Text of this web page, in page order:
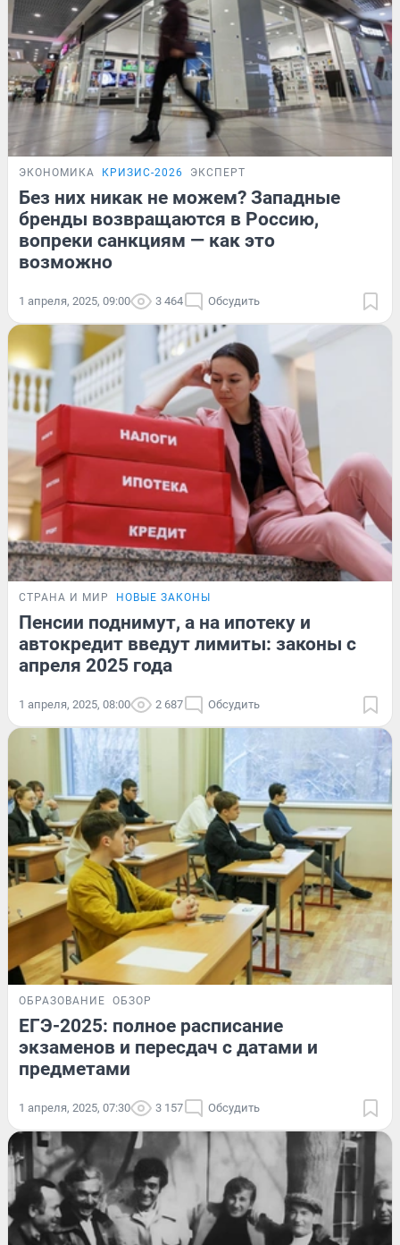
ЭКОНОМИКА КРИЗИС-2026 ЭКСПЕРТ
Без них никак не можем? Западные
бренды возвращаются в Россию,
вопреки санкциям — как это
возможно
1 апреля, 2025, 09:00 3 464 Обсудить
СТРАНА И МИР НОВЫЕ ЗАКОНЫ
Пенсии поднимут, а на ипотеку и
автокредит введут лимиты: законы с
апреля 2025 года
1 апреля, 2025, 08:00 2 687 Обсудить
ОБРАЗОВАНИЕ ОБЗОР
ЕГЭ-2025: полное расписание
экзаменов и пересдач с датами и
предметами
1 апреля, 2025, 07:30 3 157 Обсудить